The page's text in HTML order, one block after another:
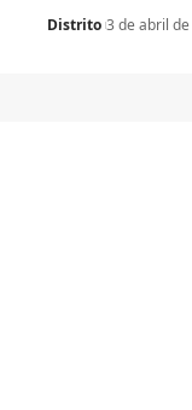
Distrito 3 de abril